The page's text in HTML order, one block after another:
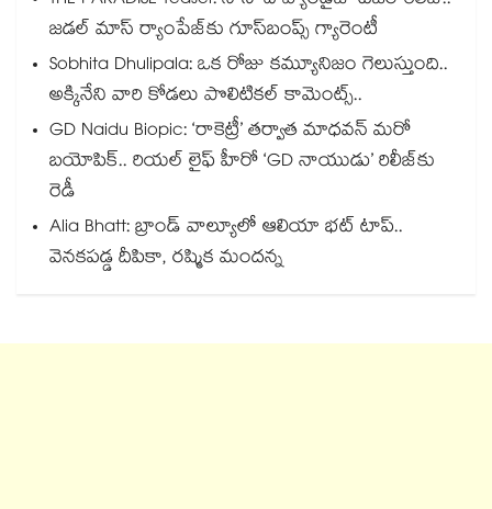
జడల్ మాస్ ర్యాంపేజ్‌కు గూస్‌బంప్స్ గ్యారెంటీ
Sobhita Dhulipala: ఒక రోజు కమ్యూనిజం గెలుస్తుంది..
అక్కినేని వారి కోడలు పొలిటికల్ కామెంట్స్..
GD Naidu Biopic: ‘రాకెట్రీ’ తర్వాత మాధవన్ మరో
బయోపిక్.. రియల్ లైఫ్ హీరో ‘GD నాయుడు’ రిలీజ్⁬కు
రెడీ
Alia Bhatt: బ్రాండ్ వాల్యూలో ఆలియా భట్ టాప్..
వెనకపడ్డ దీపికా, రష్మిక మందన్న